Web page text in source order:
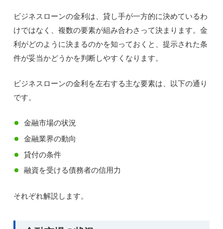
ビジネスローンの金利は、貸し手が一方的に決めているわ
けではなく、複数の要素が組み合わさって決まります。金
利がどのように決まるのかを知っておくと、提示された条
件が妥当かどうかを判断しやすくなります。
ビジネスローンの金利を左右する主な要素は、以下の通り
です。
金融市場の状況
金融業界の動向
貸付の条件
融資を受ける債務者の信用力
それぞれ解説します。